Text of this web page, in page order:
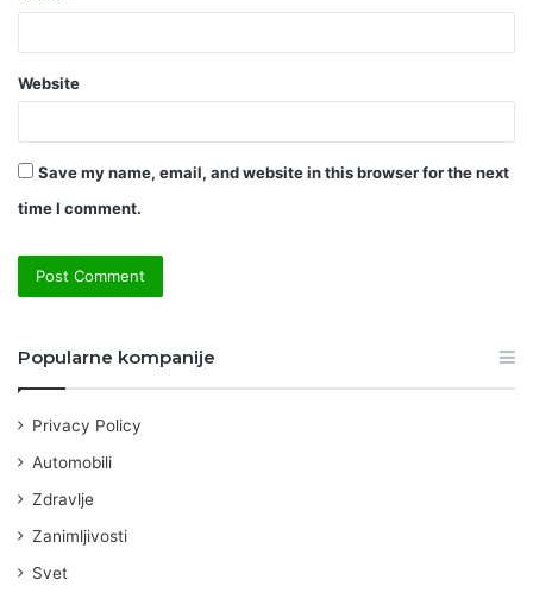
Website
Save my name, email, and website in this browser for the next
time I comment.
Popularne kompanije
Privacy Policy
Automobili
Zdravlje
Zanimljivosti
Svet